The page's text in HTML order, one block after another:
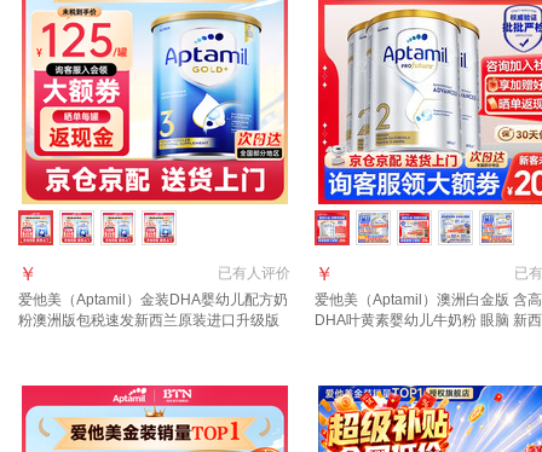
已有人评价
￥
爱他美（Aptamil）金装DHA婴幼儿配方奶
粉澳洲版包税速发新西兰原装进口升级版
已有
￥
爱他美（Aptamil）澳洲白金版 含
DHA叶黄素婴幼儿牛奶粉 眼脑 新